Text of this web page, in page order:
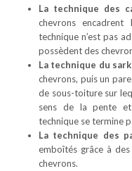
La technique des
chevrons encadrent
technique n’est pas
possèdent des
La technique du
chevrons, puis un
de sous-toiture sur
sens de la pente et
technique se termine
La technique des
emboîtés grâce à
chevrons.